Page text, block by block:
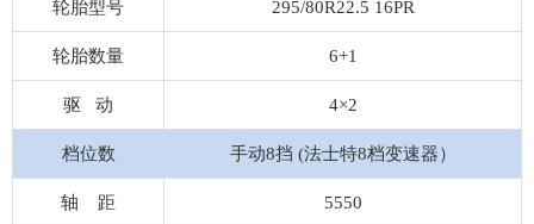
轮胎型号 295/80R22.5 16PR
轮胎数量 6+1
驱 动 4×2
档位数 手动8挡 (法士特8档变速器）
轴 距 5550